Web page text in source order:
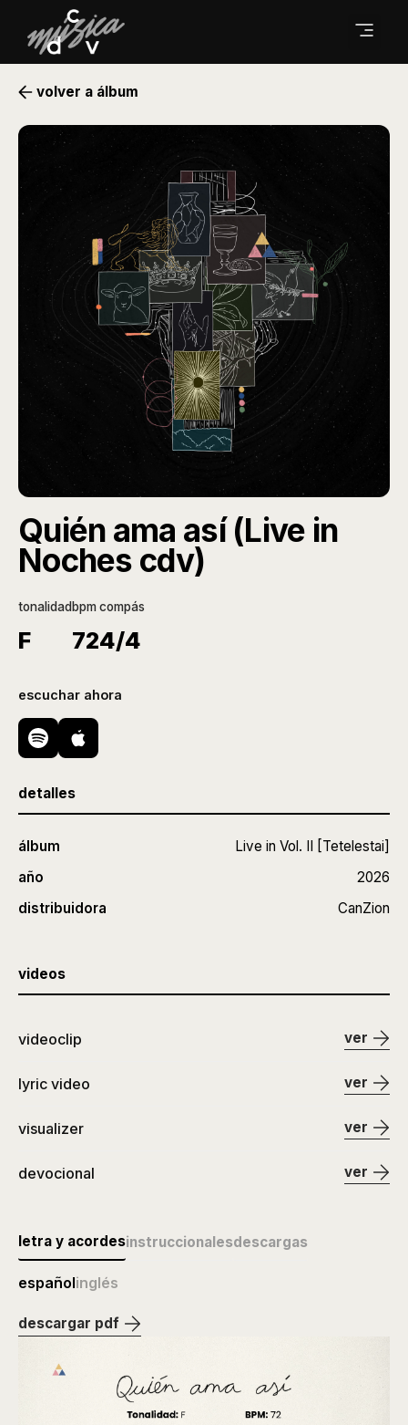
volver a álbum
detalles
álbum
Live in Vol. II [Tetelestai]
año
2026
distribuidora
CanZion
videos
videoclip ver
lyric video ver
visualizer ver
devocional ver
Quién ama así (Live in
Noches cdv)
tonalidad
F
bpm
72
compás
4/4
escuchar ahora
letra y acordesinstruccionalesdescargas
españolinglés
descargar pdf